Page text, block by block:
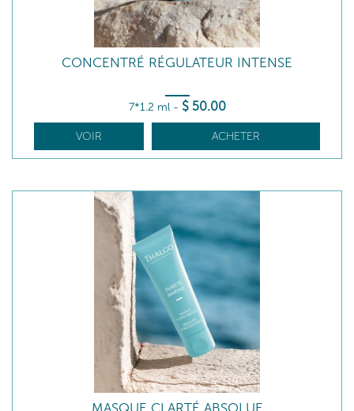
CONCENTRÉ RÉGULATEUR INTENSE
7*1.2 ml - $ 50.00
VOIR ACHETER
MASQUE CLARTÉ ABSOLUE